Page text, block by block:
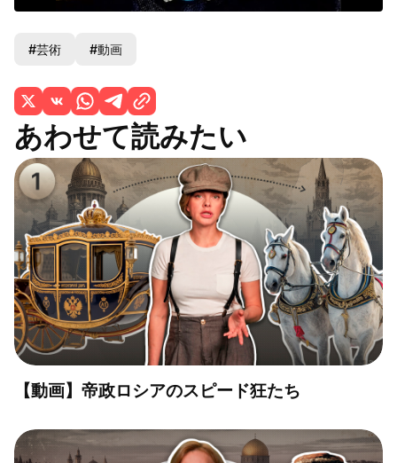
#芸術 #動画
あわせて読みたい
【動画】帝政ロシアのスピード狂たち